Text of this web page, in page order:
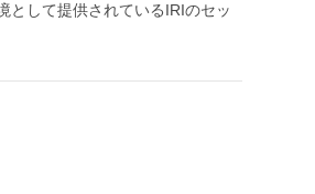
として提供されているIRIのセッ